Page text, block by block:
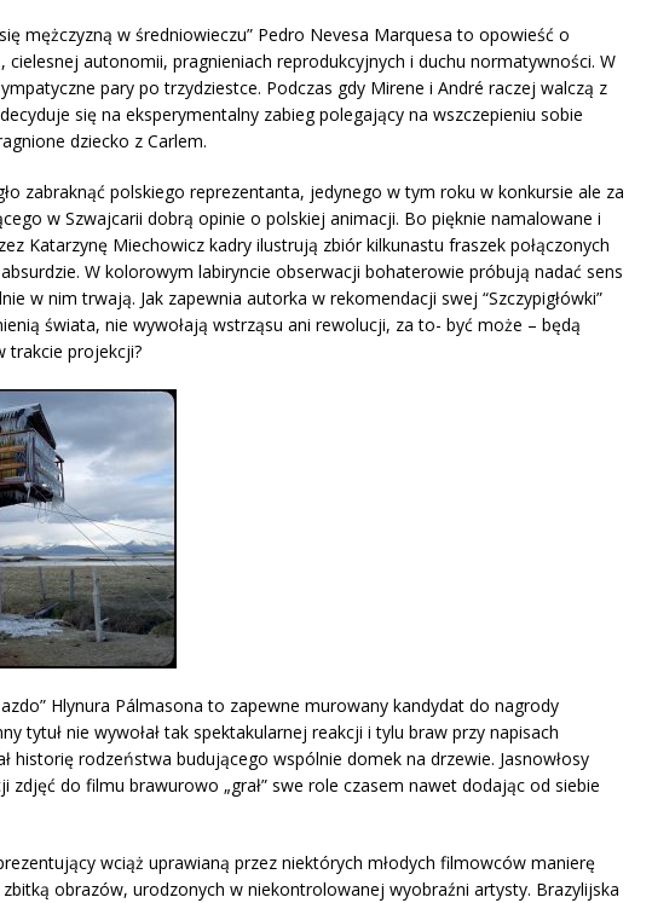
mężczyzną w średniowieczu” Pedro Nevesa Marquesa to opowieść o
cielesnej autonomii, pragnieniach reprodukcyjnych i duchu normatywności. W
pary po trzydziestce. Podczas gdy Mirene i André raczej walczą z
się na eksperymentalny zabieg polegający na wszczepieniu sobie
dziecko z Carlem.
zabraknąć polskiego reprezentanta, jedynego w tym roku w konkursie ale za
w Szwajcarii dobrą opinie o polskiej animacji. Bo pięknie namalowane i
Katarzynę Miechowicz kadry ilustrują zbiór kilkunastu fraszek połączonych
W kolorowym labiryncie obserwacji bohaterowie próbują nadać sens
w nim trwają. Jak zapewnia autorka w rekomendacji swej “Szczypigłówki”
świata, nie wywołają wstrząsu ani rewolucji, za to- być może – będą
trakcie projekcji?
Hlynura Pálmasona to zapewne murowany kandydat do nagrody
tytuł nie wywołał tak spektakularnej reakcji i tylu braw przy napisach
historię rodzeństwa budującego wspólnie domek na drzewie. Jasnowłosy
zdjęć do filmu brawurowo „grał” swe role czasem nawet dodając od siebie
wciąż uprawianą przez niektórych młodych filmowców manierę
zbitką obrazów, urodzonych w niekontrolowanej wyobraźni artysty. Brazylijska